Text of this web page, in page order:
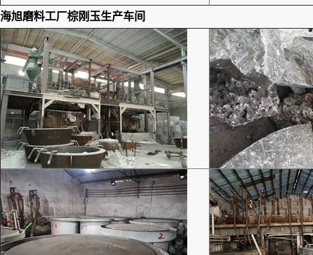
海旭磨料工厂棕刚玉生产车间